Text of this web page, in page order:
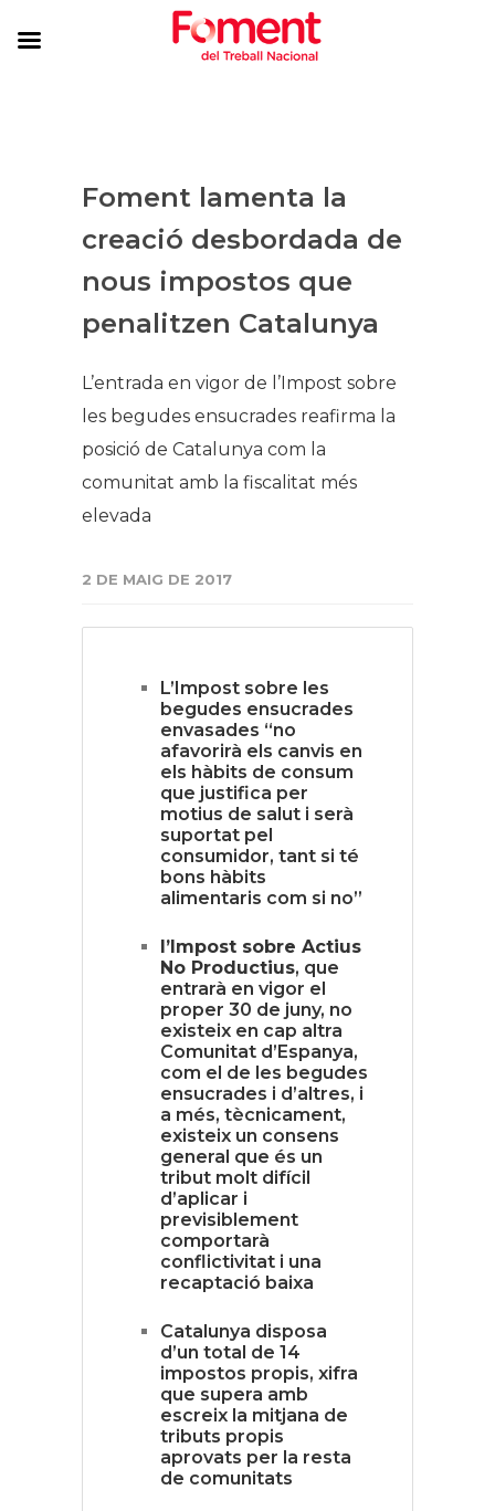
Foment lamenta la
creació desbordada de
nous impostos que
penalitzen Catalunya
L’entrada en vigor de l’Impost sobre
les begudes ensucrades reafirma la
posició de Catalunya com la
comunitat amb la fiscalitat més
elevada
2 DE MAIG DE 2017
L’Impost sobre les
begudes ensucrades
envasades “no
afavorirà els canvis en
els hàbits de consum
que justifica per
motius de salut i serà
suportat pel
consumidor, tant si té
bons hàbits
alimentaris com si no”
l’Impost sobre Actius
No Productius, que
entrarà en vigor el
proper 30 de juny, no
existeix en cap altra
Comunitat d’Espanya,
com el de les begudes
ensucrades i d’altres, i
a més, tècnicament,
existeix un consens
general que és un
tribut molt difícil
d’aplicar i
previsiblement
comportarà
conflictivitat i una
recaptació baixa
Catalunya disposa
d’un total de 14
impostos propis, xifra
que supera amb
escreix la mitjana de
tributs propis
aprovats per la resta
de comunitats